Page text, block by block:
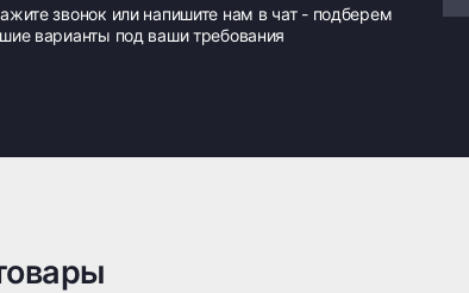
звонок или напишите нам в чат - подберем
варианты под ваши требования